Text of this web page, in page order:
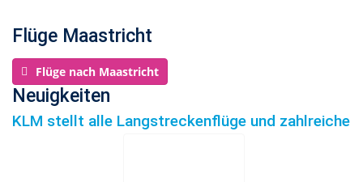
Flüge Maastricht
Flüge nach Maastricht
Neuigkeiten
KLM stellt alle Langstreckenflüge und zahlreiche